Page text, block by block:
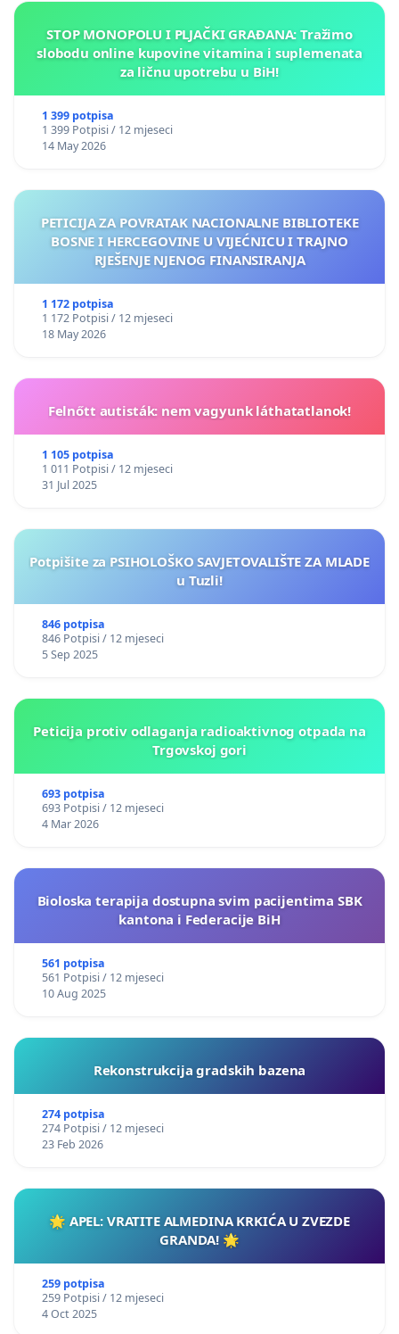
STOP MONOPOLU I PLJAČKI GRAĐANA: Tražimo
slobodu online kupovine vitamina i suplemenata
za ličnu upotrebu u BiH!
1 399 potpisa
1 399 Potpisi / 12 mjeseci
14 May 2026
PETICIJA ZA POVRATAK NACIONALNE BIBLIOTEKE
BOSNE I HERCEGOVINE U VIJEĆNICU I TRAJNO
RJEŠENJE NJENOG FINANSIRANJA
1 172 potpisa
1 172 Potpisi / 12 mjeseci
18 May 2026
Felnőtt autisták: nem vagyunk láthatatlanok!
1 105 potpisa
1 011 Potpisi / 12 mjeseci
31 Jul 2025
Potpišite za PSIHOLOŠKO SAVJETOVALIŠTE ZA MLADE
u Tuzli!
846 potpisa
846 Potpisi / 12 mjeseci
5 Sep 2025
Peticija protiv odlaganja radioaktivnog otpada na
Trgovskoj gori
693 potpisa
693 Potpisi / 12 mjeseci
4 Mar 2026
Bioloska terapija dostupna svim pacijentima SBK
kantona i Federacije BiH
561 potpisa
561 Potpisi / 12 mjeseci
10 Aug 2025
Rekonstrukcija gradskih bazena
274 potpisa
274 Potpisi / 12 mjeseci
23 Feb 2026
🌟 APEL: VRATITE ALMEDINA KRKIĆA U ZVEZDE
GRANDA! 🌟
259 potpisa
259 Potpisi / 12 mjeseci
4 Oct 2025